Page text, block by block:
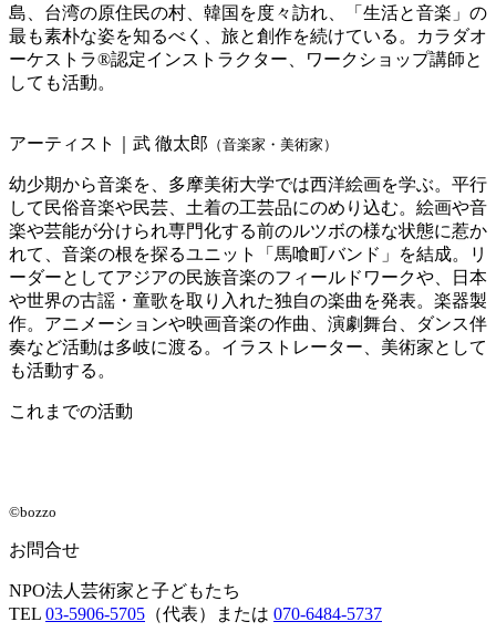
島、台湾の原住民の村、韓国を度々訪れ、「生活と音楽」の
最も素朴な姿を知るべく、旅と創作を続けている。カラダオ
ーケストラ®️認定インストラクター、ワークショップ講師と
しても活動。
アーティスト｜武 徹太郎 （音楽家・美術家）
幼少期から音楽を、多摩美術大学では西洋絵画を学ぶ。平行
して民俗音楽や民芸、土着の工芸品にのめり込む。絵画や音
楽や芸能が分けられ専門化する前のルツボの様な状態に惹か
れて、音楽の根を探るユニット「馬喰町バンド」を結成。リ
ーダーとしてアジアの民族音楽のフィールドワークや、日本
や世界の古謡・童歌を取り入れた独自の楽曲を発表。楽器製
作。アニメーションや映画音楽の作曲、演劇舞台、ダンス伴
奏など活動は多岐に渡る。イラストレーター、美術家として
も活動する。
これまでの活動
©bozzo
お問合せ
NPO法人芸術家と子どもたち
TEL 03-5906-5705 （代表）または 070-6484-5737